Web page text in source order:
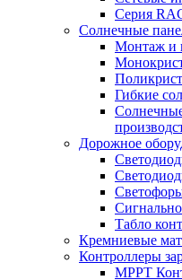
Серия
Солнечные
Монтаж и
Гибкие
Дорожное
Табло
Кремниевые
Контроллеры
MPPT